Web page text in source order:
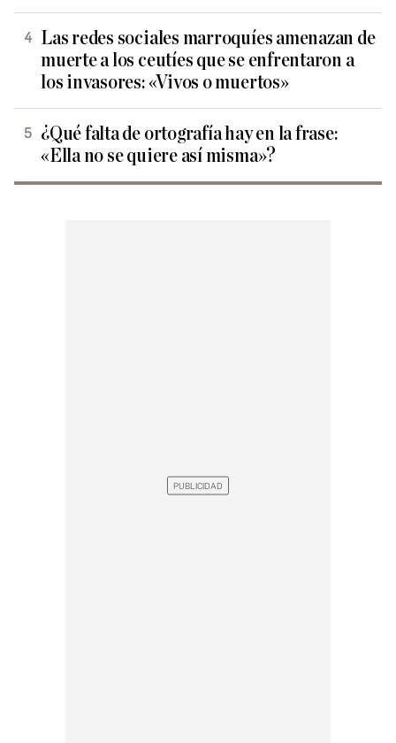
Las redes sociales marroquíes amenazan de
muerte a los ceutíes que se enfrentaron a
los invasores: «Vivos o muertos»
¿Qué falta de ortografía hay en la frase:
«Ella no se quiere así misma»?